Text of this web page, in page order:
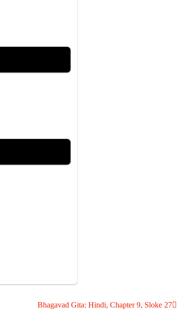
Bhagavad Gita: Hindi, Chapter 9, Sloke 27